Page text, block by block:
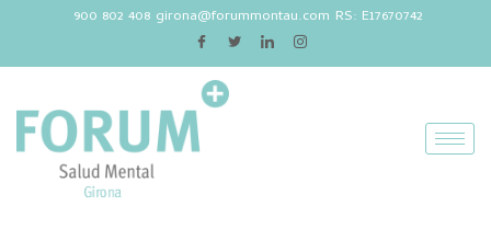
900 802 408 girona@forummontau.com RS: E17670742